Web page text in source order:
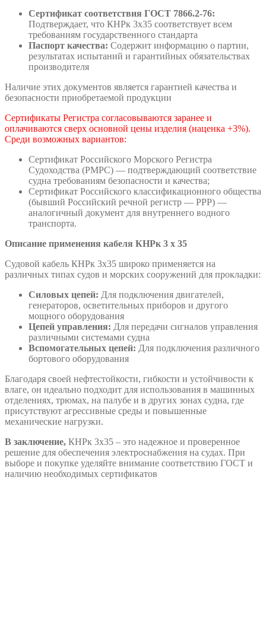
Сертификат соответствия ГОСТ 7866.2-76:
Подтверждает, что КНРк 3х35 соответствует всем
требованиям государственного стандарта
Паспорт качества: Содержит информацию о партии,
результатах испытаний и гарантийных обязательствах
производителя
Наличие этих документов является гарантией качества и
безопасности приобретаемой продукции
Сертификаты Регистра согласовываются заранее и
оплачиваются сверх основной цены изделия (наценка +3%).
Среди возможных вариантов:
Сертификат Российского Морского Регистра
Судоходства (РМРС) — подтверждающий соответствие
судна требованиям безопасности и качества;
Сертификат Российского классификационного общества
(бывший Российский речной регистр — РРР) —
аналогичный документ для внутреннего водного
транспорта.
Описание применения кабеля КНРк 3 х 35
Судовой кабель КНРк 3х35 широко применяется на
различных типах судов и морских сооружений для прокладки:
Силовых цепей: Для подключения двигателей,
генераторов, осветительных приборов и другого
мощного оборудования
Цепей управления: Для передачи сигналов управления
различными системами судна
Вспомогательных цепей: Для подключения различного
бортового оборудования
Благодаря своей нефтестойкости, гибкости и устойчивости к
влаге, он идеально подходит для использования в машинных
отделениях, трюмах, на палубе и в других зонах судна, где
присутствуют агрессивные среды и повышенные
механические нагрузки.
В заключение, КНРк 3х35 – это надежное и проверенное
решение для обеспечения электроснабжения на судах. При
выборе и покупке уделяйте внимание соответствию ГОСТ и
наличию необходимых сертификатов